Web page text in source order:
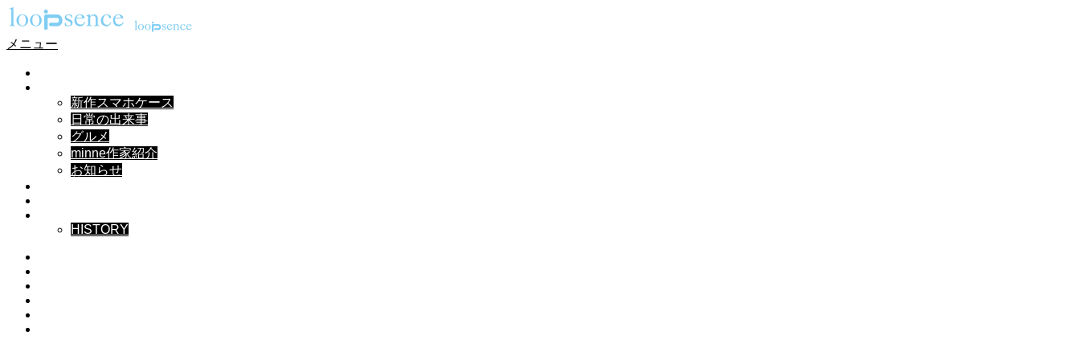
メニュー
新作スマホケース
日常の出来事
グルメ
minne作家紹介
お知らせ
HISTORY